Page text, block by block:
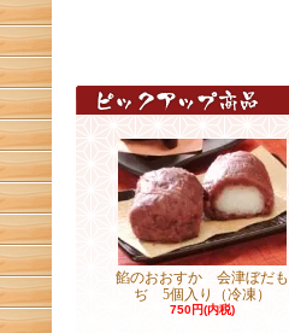
餡のおおすか 会津ぼだも
ぢ 5個入り（冷凍）
750円(内税)